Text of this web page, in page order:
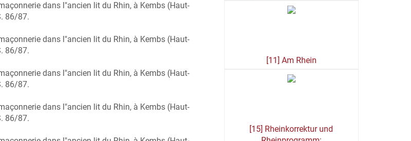
dans l"ancien lit du Rhin, à Kembs (Haut-
86/87.
dans l"ancien lit du Rhin, à Kembs (Haut-
86/87.
dans l"ancien lit du Rhin, à Kembs (Haut-
86/87.
dans l"ancien lit du Rhin, à Kembs (Haut-
86/87.
[11] Am Rhein
[15] Rheinkorrektur und